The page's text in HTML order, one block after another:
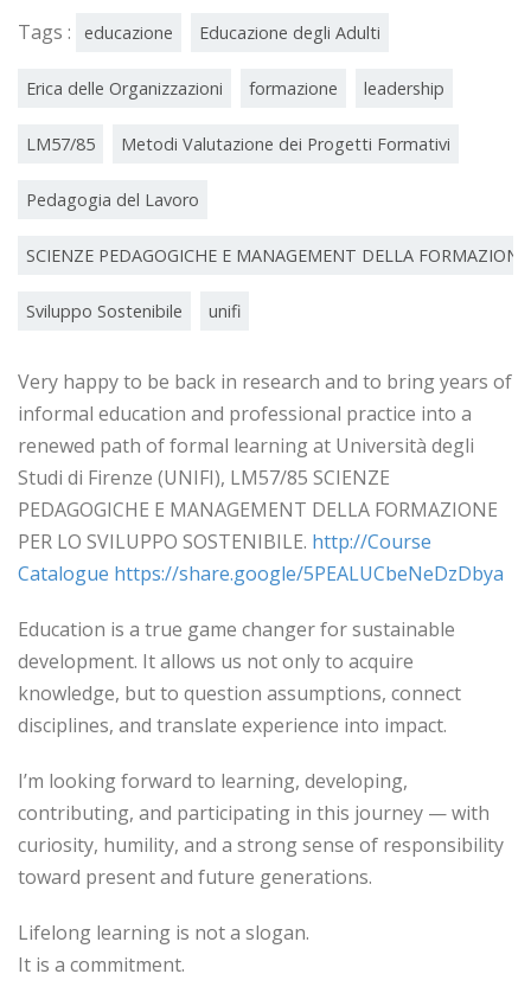
Tags : educazione Educazione degli Adulti
Erica delle Organizzazioni formazione leadership
LM57/85 Metodi Valutazione dei Progetti Formativi
Pedagogia del Lavoro
SCIENZE PEDAGOGICHE E MANAGEMENT DELLA
Sviluppo Sostenibile unifi
Very happy to be back in research and to bring years of
informal education and professional practice into a
renewed path of formal learning at Università degli
Studi di Firenze (UNIFI), LM57/85 SCIENZE
PEDAGOGICHE E MANAGEMENT DELLA FORMAZIONE
PER LO SVILUPPO SOSTENIBILE. http://Course
Catalogue https://share.google/5PEALUCbeNeDzDbya
Education is a true game changer for sustainable
development. It allows us not only to acquire
knowledge, but to question assumptions, connect
disciplines, and translate experience into impact.
I’m looking forward to learning, developing,
contributing, and participating in this journey — with
curiosity, humility, and a strong sense of responsibility
toward present and future generations.
Lifelong learning is not a slogan.
It is a commitment.